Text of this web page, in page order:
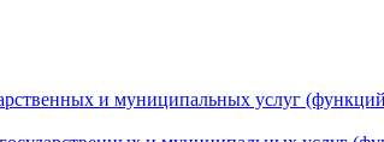
и муниципальных услуг